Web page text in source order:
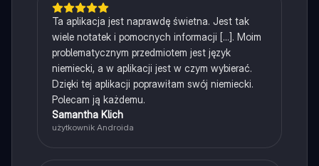
Ta aplikacja jest naprawdę świetna. Jest tak
wiele notatek i pomocnych informacji [...]. Moim
problematycznym przedmiotem jest język
niemiecki, a w aplikacji jest w czym wybierać.
Dzięki tej aplikacji poprawiłam swój niemiecki.
Polecam ją każdemu.
Samantha Klich
użytkownik Androida